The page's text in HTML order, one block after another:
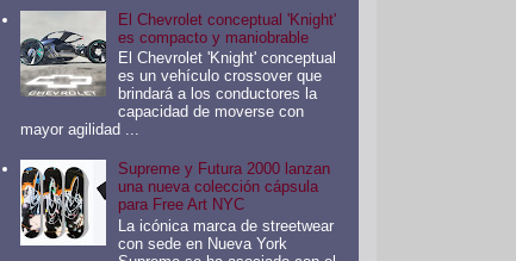
El Chevrolet conceptual 'Knight'
es compacto y maniobrable
El Chevrolet 'Knight' conceptual
es un vehículo crossover que
brindará a los conductores la
capacidad de moverse con
mayor agilidad ...
Supreme y Futura 2000 lanzan
una nueva colección cápsula
para Free Art NYC
La icónica marca de streetwear
con sede en Nueva York